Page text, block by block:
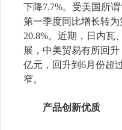
下降7.7%。受美国所
第一季度同比增长转
20.8%。近期，日内瓦
展，中美贸易有所回
亿元，回升到6月份超
窄。
产品创新优质